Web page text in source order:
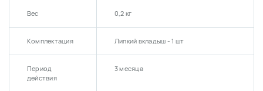
Вес 0,2 кг
Комплектация Липкий вкладыш - 1 шт
Период
действия
3 месяца